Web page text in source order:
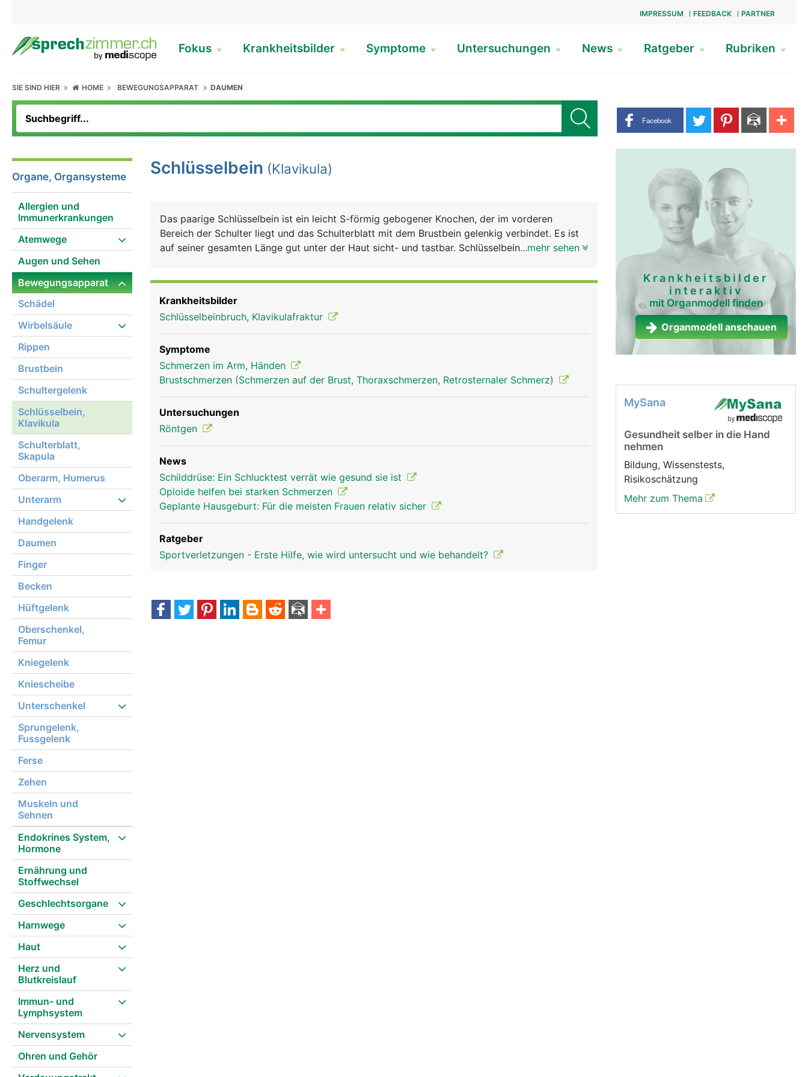
IMPRESSUM FEEDBACK PARTNER
Fokus Krankheitsbilder Symptome Untersuchungen News Ratgeber Rubriken
SIE SIND HIER HOME BEWEGUNGSAPPARAT DAUMEN
Share buttons
Facebook
Organe, Organsysteme
Allergien und
Immunerkrankungen
Atemwege
Augen und Sehen
Bewegungsapparat
Schädel
Wirbelsäule
Rippen
Brustbein
Schultergelenk
Schlüsselbein,
Klavikula
Schulterblatt,
Skapula
Oberarm, Humerus
Unterarm
Handgelenk
Daumen
Finger
Becken
Hüftgelenk
Oberschenkel,
Femur
Kniegelenk
Kniescheibe
Unterschenkel
Sprungelenk,
Fussgelenk
Ferse
Zehen
Muskeln und
Sehnen
Endokrines System,
Hormone
Ernährung und
Stoffwechsel
Geschlechtsorgane
Harnwege
Haut
Herz und
Blutkreislauf
Immun- und
Lymphsystem
Nervensystem
Ohren und Gehör
Schlüsselbein (Klavikula)
Das paarige Schlüsselbein ist ein leicht S-förmig gebogener Knochen, der im vorderen
Bereich der Schulter liegt und das Schulterblatt mit dem Brustbein gelenkig verbindet. Es ist
auf seiner gesamten Länge gut unter der Haut sicht- und tastbar. Schlüsselbein und...mehr sehen
Krankheitsbilder
Schlüsselbeinbruch, Klavikulafraktur
Symptome
Schmerzen im Arm, Händen
Brustschmerzen (Schmerzen auf der Brust, Thoraxschmerzen, Retrosternaler Schmerz)
Untersuchungen
Röntgen
News
Schilddrüse: Ein Schlucktest verrät wie gesund sie ist
Opioide helfen bei starken Schmerzen
Geplante Hausgeburt: Für die meisten Frauen relativ sicher
Ratgeber
Sportverletzungen - Erste Hilfe, wie wird untersucht und wie behandelt?
Krankheitsbilder
interaktiv
mit Organmodell finden
Organmodell anschauen
MySana
Gesundheit selber in die Hand
nehmen
Bildung, Wissenstests,
Risikoschätzung
Mehr zum Thema